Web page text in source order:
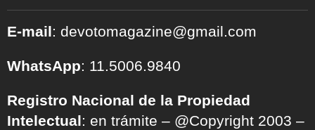
E-mail: devotomagazine@gmail.com
WhatsApp: 11.5006.9840
Registro Nacional de la Propiedad
Intelectual: en trámite – @Copyright 2003 –